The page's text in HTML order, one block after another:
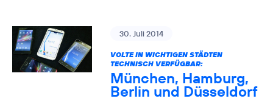
30. Juli 2014
VOLTE IN WICHTIGEN STÄDTEN
TECHNISCH VERFÜGBAR:
München, Hamburg,
Berlin und Düsseldorf